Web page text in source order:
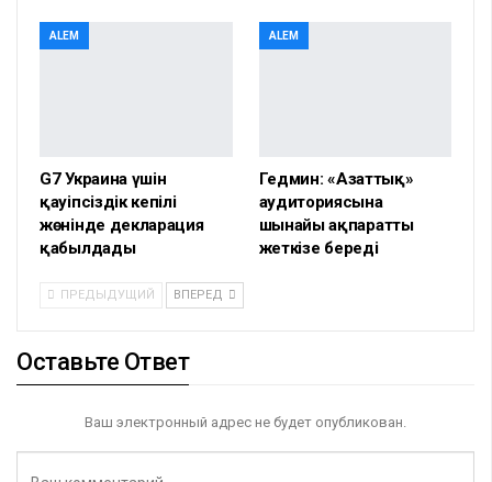
ALEM
G7 Украина үшін
қауіпсіздік кепілі
жөнінде декларация
қабылдады
ALEM
Гедмин: «Азаттық»
аудиториясына
шынайы ақпаратты
жеткізе береді
ПРЕДЫДУЩИЙ ВПЕРЕД
Оставьте Ответ
Ваш электронный адрес не будет опубликован.